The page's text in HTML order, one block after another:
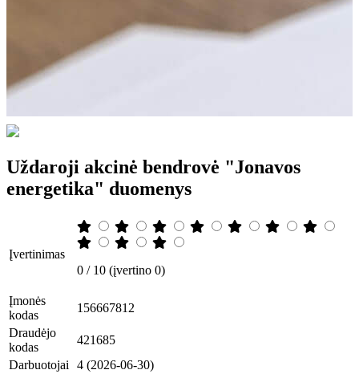
Uždaroji akcinė bendrovė "Jonavos
energetika" duomenys
Įvertinimas
0 / 10 (įvertino 0)
Įmonės
kodas
156667812
Draudėjo
kodas
421685
Darbuotojai
4 (2026-06-30)